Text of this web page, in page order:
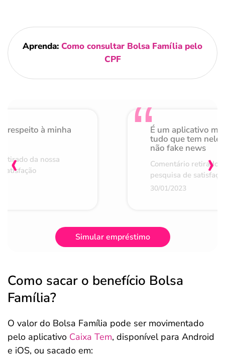
Aprenda: Como consultar Bolsa Família pelo
CPF
respeito à minha
da nossa
É um aplicativo
tudo que tem nele
não fake news
Comentário retirado
pesquisa de
30/01/2023
‹ ›
Simular empréstimo
Como sacar o benefício Bolsa
Família?
O valor do Bolsa Família pode ser movimentado
pelo aplicativo Caixa Tem, disponível para Android
e iOS, ou sacado em: